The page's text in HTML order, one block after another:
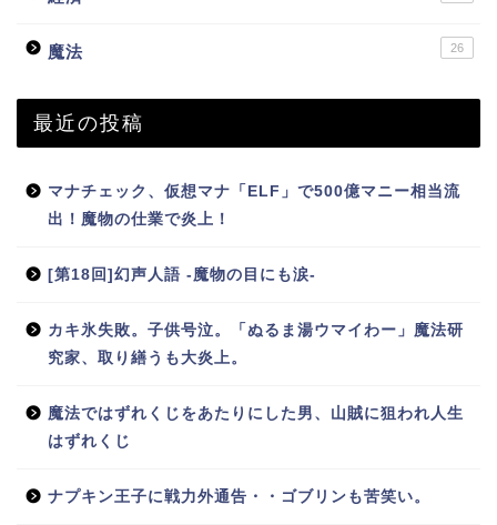
魔法 26
最近の投稿
マナチェック、仮想マナ「ELF」で500億マニー相当流
出！魔物の仕業で炎上！
[第18回]幻声人語 -魔物の目にも涙-
カキ氷失敗。子供号泣。「ぬるま湯ウマイわー」魔法研
究家、取り繕うも大炎上。
魔法ではずれくじをあたりにした男、山賊に狙われ人生
はずれくじ
ナプキン王子に戦力外通告・・ゴブリンも苦笑い。